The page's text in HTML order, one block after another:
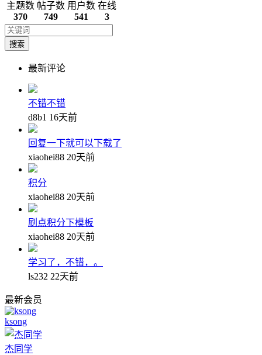
主题数
370
帖子数
749
用户数
541
在线
3
搜索
最新评论
不错不错
d8b1 16天前
回复一下就可以下载了
xiaohei88 20天前
积分
xiaohei88 20天前
刷点积分下模板
xiaohei88 20天前
学习了，不错，。
ls232 22天前
最新会员
ksong
杰同学